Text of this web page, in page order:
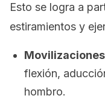
Esto se logra a
estiramientos y
flexión,
hombro.